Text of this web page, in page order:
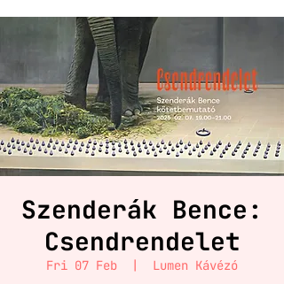
Szenderák Bence:
Csendrendelet
Fri 07 Feb
  |
Lumen Kávézó